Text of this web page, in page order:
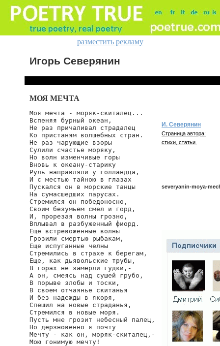
разместить рекламу
Игорь Северянин
МОЯ МЕЧТА
Моя мечта - моряк-скиталец...
Вспеняя бурный океан,
Не раз причаливал страдалец
Ко пристаням волшебных стран.
Не раз чарующие взоры
Сулили счастье моряку,
Но волн изменчивые горы
Вновь к океану-старику
Руль направляли у голландца,
И с местью тайною в глазах
Пускался он в морские танцы
На сумасшедших парусах.
Стремился он победоносно,
Своим безумьем смел и горд,
И, прорезая волны грозно,
Вплывал в разбуженный фиорд.
Еще встревоженные волны
Грозили смертью рыбакам,
Еще испуганные челны
Стремились в страхе к берегам,
Еще, как дьявольские трубы,
В горах не замерли гудки,-
А он, смеясь над сушей грубо,
В порыве злобы и тоски,
В своем отчаянье скитанья
И без надежды в якоря,
Спешил на новые страданья,
Стремился в новые моря.
Пусть мне грозит небесный палец,
Но дерзновенно я почту
Мечту - как он, моряк-скиталец,-
Мою гонимую мечту!
И. Северянин
Страница автора:
стихи, статьи.
severyanin-moya-